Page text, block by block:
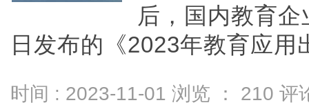
后，国内教育
日发布的《2023年教育应用
时间 : 2023-11-01 浏览 ： 210 评